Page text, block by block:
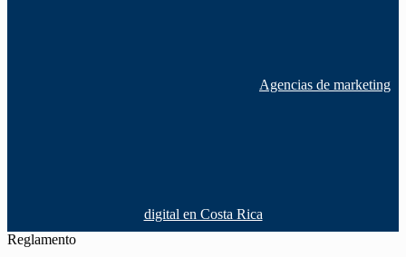
Agencias de marketing
digital en Costa Rica
Reglamento